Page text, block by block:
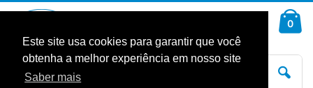
Este site usa cookies para garantir que você
obtenha a melhor experiência em nosso site
Saber mais
Conteúdo
0
Saltar